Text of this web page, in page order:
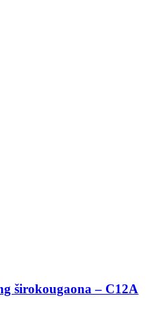
širokougaona – C12A